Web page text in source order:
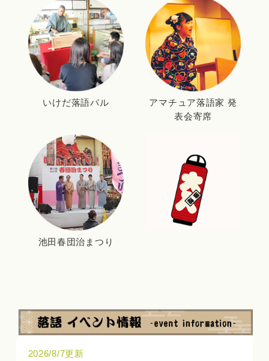
いけだ落語バル
アマチュア落語家 発
表会寄席
池田春団治まつり
2026/8/7更新